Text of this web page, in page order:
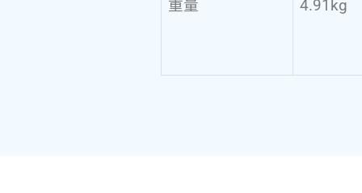
重量 4.91kg